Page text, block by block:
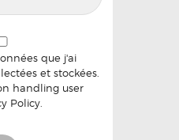
que j'ai
et stockées.
handling user
Policy